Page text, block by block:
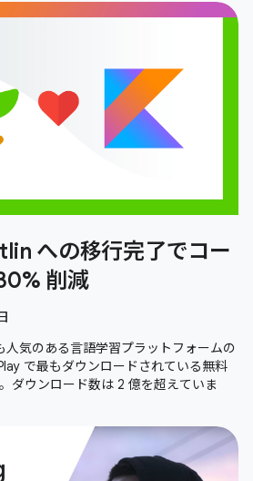
への移行完了でコー
削減
気のある言語学習プラットフォームの
で最もダウンロードされている無料
ダウンロード数は 2 億を超えていま